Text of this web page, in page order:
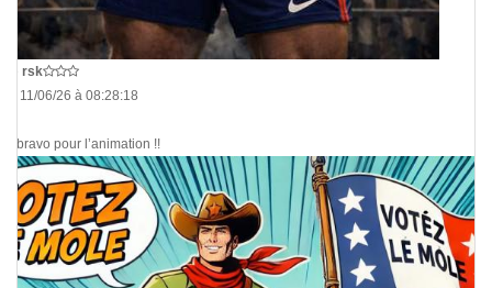
rsk
Le 11/06/26 à 08:28:18
Et bravo pour l’animation !!